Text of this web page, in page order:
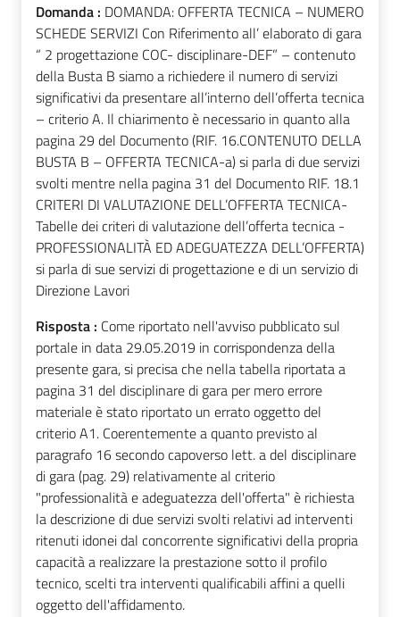
Domanda : DOMANDA: OFFERTA TECNICA – NUMERO
SCHEDE SERVIZI Con Riferimento all’ elaborato di gara
“ 2 progettazione COC- disciplinare-DEF” – contenuto
della Busta B siamo a richiedere il numero di servizi
significativi da presentare all’interno dell’offerta tecnica
– criterio A. Il chiarimento è necessario in quanto alla
pagina 29 del Documento (RIF. 16.CONTENUTO DELLA
BUSTA B – OFFERTA TECNICA-a) si parla di due servizi
svolti mentre nella pagina 31 del Documento RIF. 18.1
CRITERI DI VALUTAZIONE DELL’OFFERTA TECNICA-
Tabelle dei criteri di valutazione dell’offerta tecnica -
PROFESSIONALITÀ ED ADEGUATEZZA DELL’OFFERTA)
si parla di sue servizi di progettazione e di un servizio di
Direzione Lavori
Risposta : Come riportato nell'avviso pubblicato sul
portale in data 29.05.2019 in corrispondenza della
presente gara, si precisa che nella tabella riportata a
pagina 31 del disciplinare di gara per mero errore
materiale è stato riportato un errato oggetto del
criterio A1. Coerentemente a quanto previsto al
paragrafo 16 secondo capoverso lett. a del disciplinare
di gara (pag. 29) relativamente al criterio
"professionalità e adeguatezza dell'offerta" è richiesta
la descrizione di due servizi svolti relativi ad interventi
ritenuti idonei dal concorrente significativi della propria
capacità a realizzare la prestazione sotto il profilo
tecnico, scelti tra interventi qualificabili affini a quelli
oggetto dell'affidamento.